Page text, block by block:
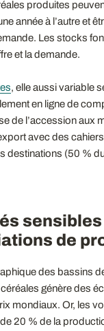
produites
année à l’autre et
Les stocks
et la demande.
, elle aussi variable
en ligne de
de l’accession aux
avec des
destinations (50 %
sensibles
de
des bassins
génère des
mondiaux. Or, les
20 % de la